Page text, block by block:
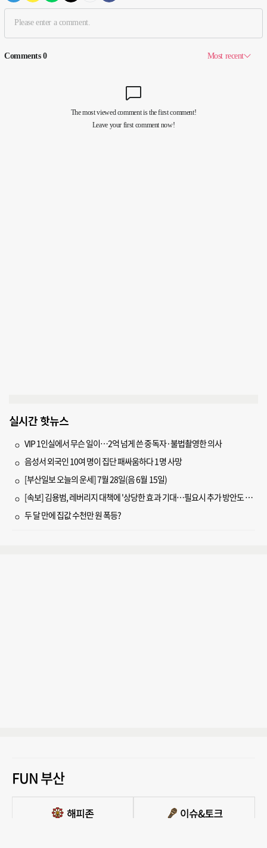
실시간 핫뉴스
VIP 1인실에서 무슨 일이…2억 넘게 쓴 중독자·불법촬영한 의사
음성서 외국인 10여 명이 집단 패싸움하다 1명 사망
[부산일보 오늘의 운세] 7월 28일(음 6월 15일)
[속보] 김용범, 레버리지 대책에 '상당한 효과 기대…필요시 추가 방안도 검토'
두 달 만에 집값 수천만 원 폭등?
FUN 부산